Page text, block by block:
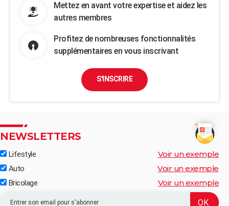
Mettez en avant votre expertise et aidez les
autres membres
Profitez de nombreuses fonctionnalités
supplémentaires en vous inscrivant
S'INSCRIRE
NEWSLETTERS
Lifestyle Voir un exemple
Auto Voir un exemple
Bricolage Voir un exemple